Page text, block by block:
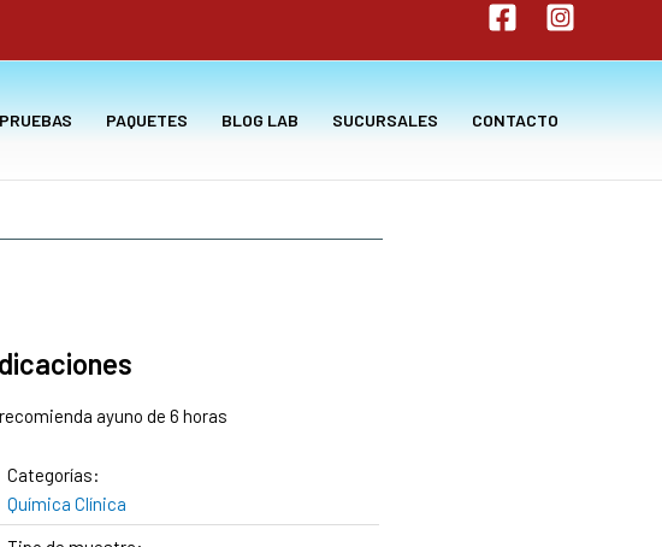
PAQUETES BLOG LAB SUCURSALES CONTACTO
ayuno de 6 horas
Categorías:
Química Clínica